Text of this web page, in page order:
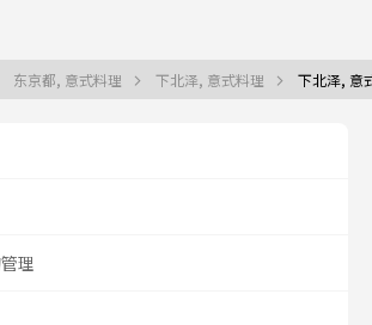
东京都, 意式料理 下北泽, 意式料理 下北泽, 意
理